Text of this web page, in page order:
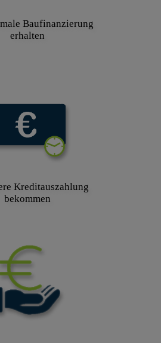
Baufinanzierung
erhalten
Kreditauszahlung
bekommen